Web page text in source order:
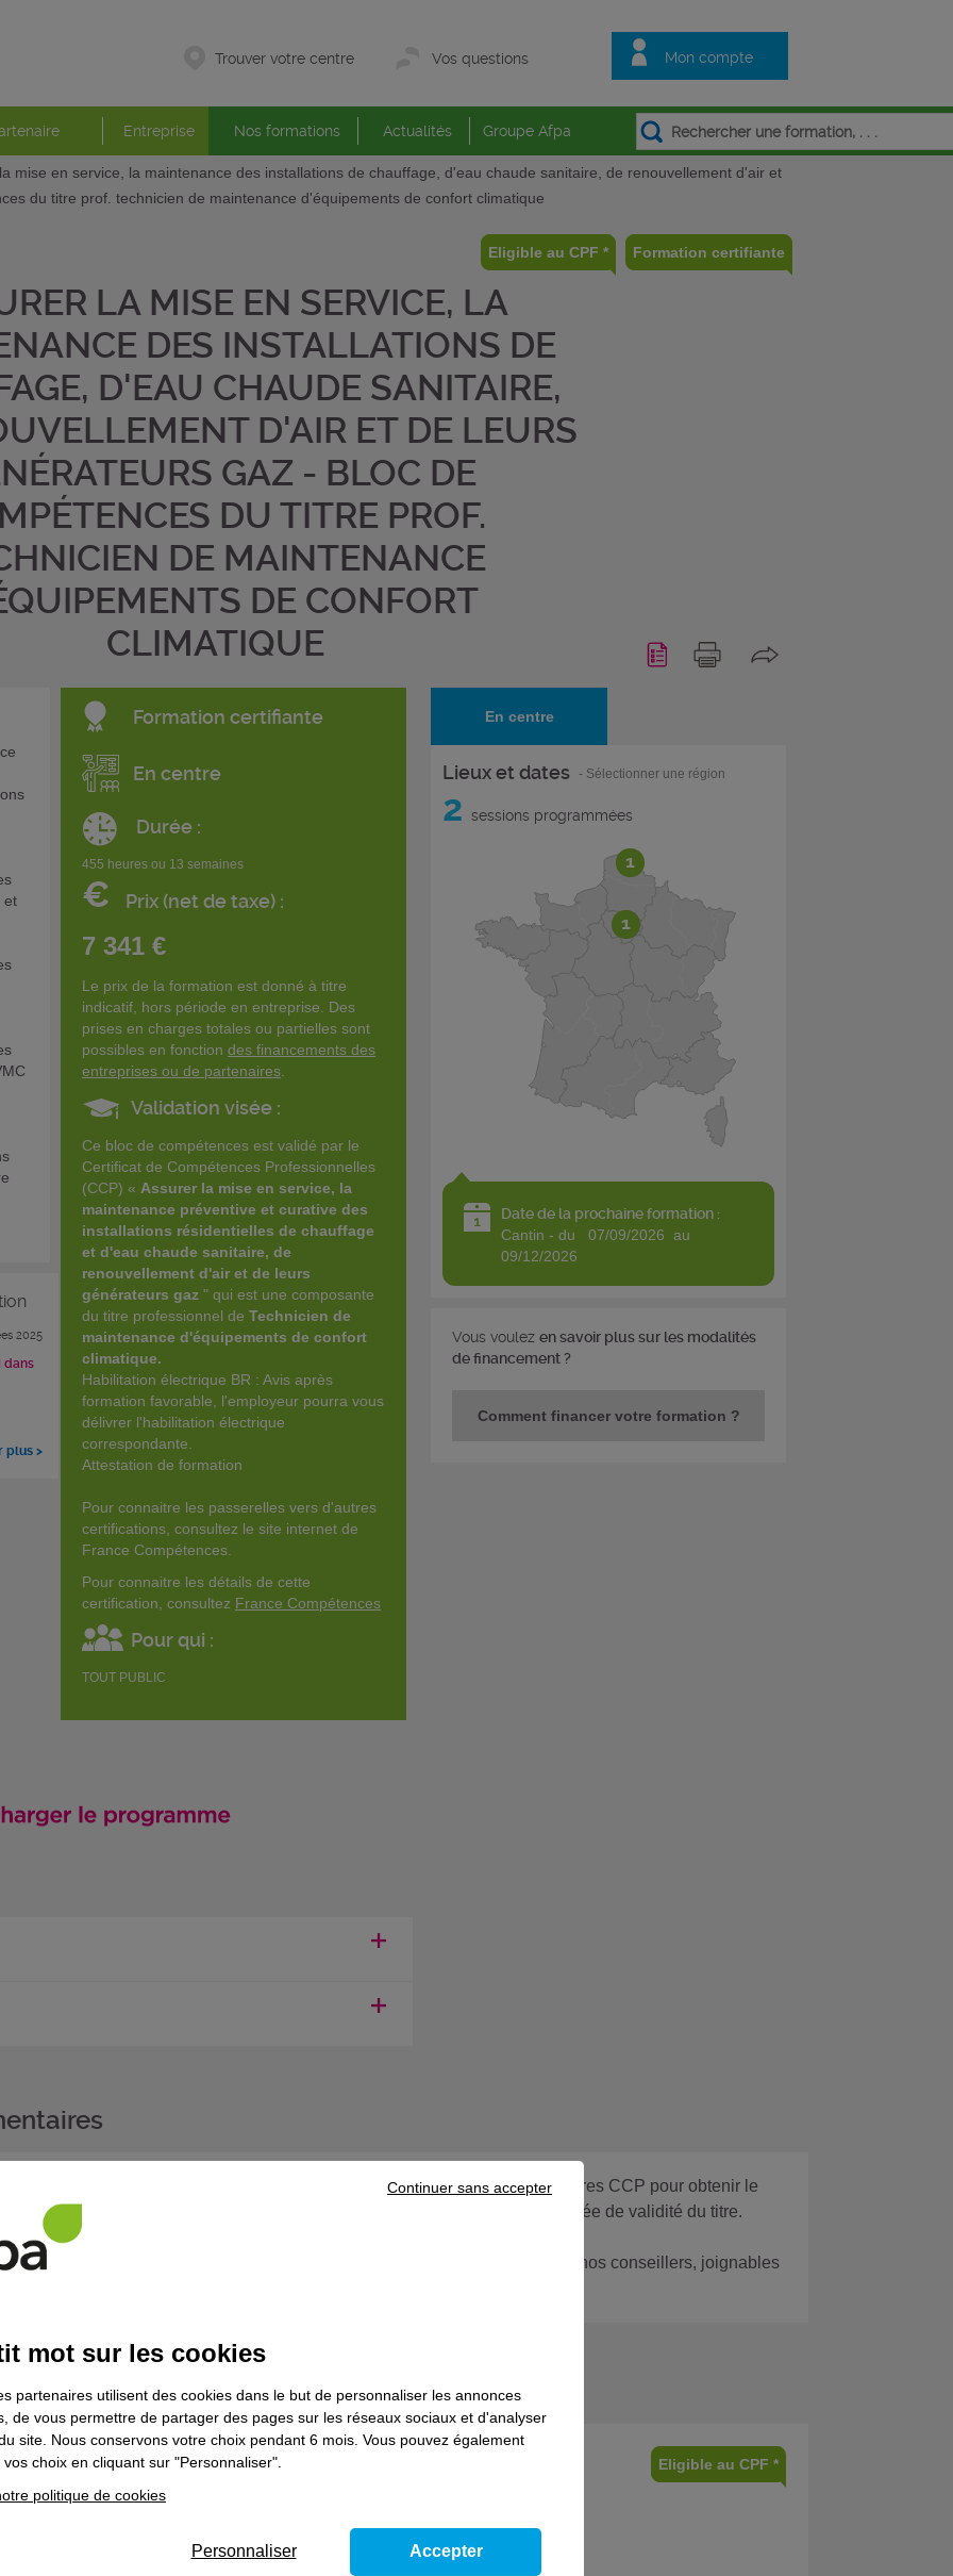
Mon compte
Trouver votre centre Vos questions
Entreprise Nos formations Actualités Groupe Afpa
mise en service, la maintenance des installations de chauffage, d'eau chaude sanitaire, de renouvellement d'air et
du titre prof. technicien de maintenance d'équipements de confort climatique
Eligible au CPF * Formation certifiante
LA MISE EN SERVICE, LA
DES INSTALLATIONS DE
D'EAU CHAUDE SANITAIRE,
D'AIR ET DE LEURS
GAZ - BLOC DE
DU TITRE PROF.
DE MAINTENANCE
DE CONFORT
CLIMATIQUE
et
2025
dans
plus >
Formation certifiante
En centre
Durée :
455 heures ou 13 semaines
€ Prix (net de taxe) :
7 341 €
Le prix de la formation est donné à titre
indicatif, hors période en entreprise. Des
prises en charges totales ou partielles sont
possibles en fonction des financements des
entreprises ou de partenaires
Validation visée :
Ce bloc de compétences est validé par le
Certificat de Compétences Professionnelles
(CCP) « Assurer la mise en service, la
maintenance préventive et curative des
installations résidentielles de chauffage
et d'eau chaude sanitaire, de
renouvellement d'air et de leurs
générateurs gaz " qui est une composante
du titre professionnel de Technicien de
maintenance d'équipements de confort
climatique.
Habilitation électrique BR : Avis après
formation favorable, l'employeur pourra vous
délivrer l'habilitation électrique
correspondante.
Attestation de formation
Pour connaitre les passerelles vers d'autres
certifications, consultez le site internet de
France Compétences.
Pour connaitre les détails de cette
certification, consultez France Compétences
Pour qui :
TOUT PUBLIC
En centre
Lieux et dates - Sélectionner une région
2 sessions programmées
1
1
Date de la prochaine formation :
cantin - du 07/09/2026 au
09/12/2026
Vous voulezen savoir plus sur les modalités
de financement ?
Comment financer votre formation ?
compétences professionnelles (CCP), vous pouvez vous présenter aux autres CCP pour obtenir le
d'équipements de confort climatique dans la limite de la durée de validité du titre.
poursuivre votre parcours de formation, prenez contact avec l’un de nos conseillers, joignables
le domaineBâtiment
et corrective de niveau 3, optimiser les
des réseaux de distribution de
- Bloc de compétences du titre prof.
Eligible au CPF *
mot sur les cookies
partenaires utilisent des cookies dans le but de personnaliser les annonces
de vous permettre de partager des pages sur les réseaux sociaux et d'analyser
site. Nous conservons votre choix pendant 6 mois. Vous pouvez également
choix en cliquant sur "Personnaliser".
politique de cookies
Continuer sans accepter
Personnaliser Accepter